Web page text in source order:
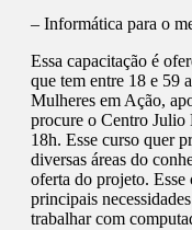
– Informática para o
Essa capacitação é
que tem entre 18 e 59
Mulheres em Ação,
procure o Centro Julio
18h. Esse curso quer
diversas áreas do
oferta do projeto. Esse
principais
trabalhar com